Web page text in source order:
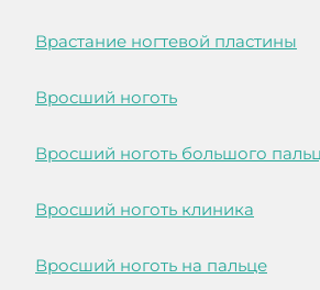
Врастание ногтевой пластины
Вросший ноготь
Вросший ноготь большого
Вросший ноготь клиника
Вросший ноготь на пальце